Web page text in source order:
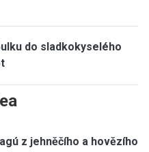
do sladkokyselého
z jehněčího a hovězího